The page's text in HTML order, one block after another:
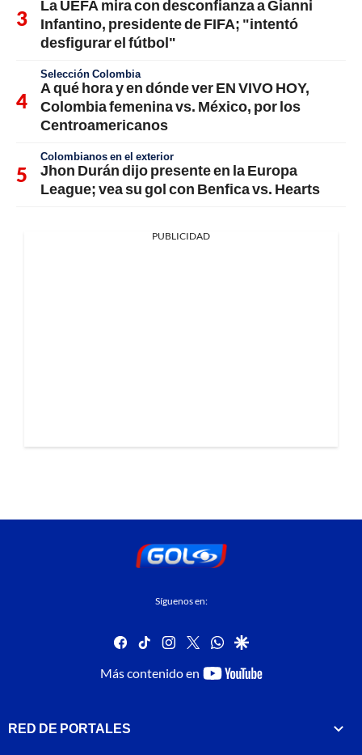
La UEFA mira con desconfianza a Gianni
Infantino, presidente de FIFA; "intentó
desfigurar el fútbol"
Selección Colombia
A qué hora y en dónde ver EN VIVO HOY,
Colombia femenina vs. México, por los
Centroamericanos
Colombianos en el exterior
Jhon Durán dijo presente en la Europa
League; vea su gol con Benfica vs. Hearts
PUBLICIDAD
Síguenos en:
facebook
tiktok instagram
twitterwhatsapp
google
Más contenido en
youtube-
RED DE PORTALES